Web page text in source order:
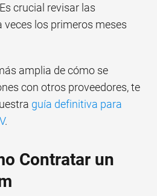
crucial revisar las
veces los primeros meses
amplia de cómo se
con otros proveedores, te
guía definitiva para
.
Contratar un